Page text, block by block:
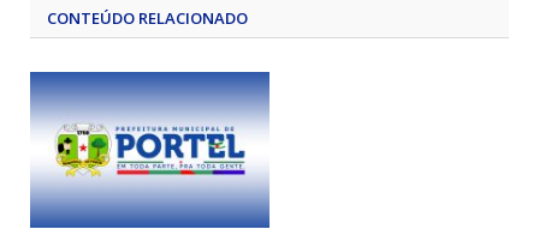
CONTEÚDO RELACIONADO